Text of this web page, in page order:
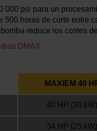
000 psi para un
500 horas de corte entre
reduce los costes
OMAX
MAXIEM 40
40 HP (30 kW)
34 HP (25 kW)